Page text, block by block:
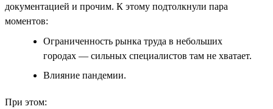
документацией и прочим. К этому подтолкнули пара
моментов:
Ограниченность рынка труда в небольших
городах — сильных специалистов там не хватает.
Влияние пандемии.
При этом: